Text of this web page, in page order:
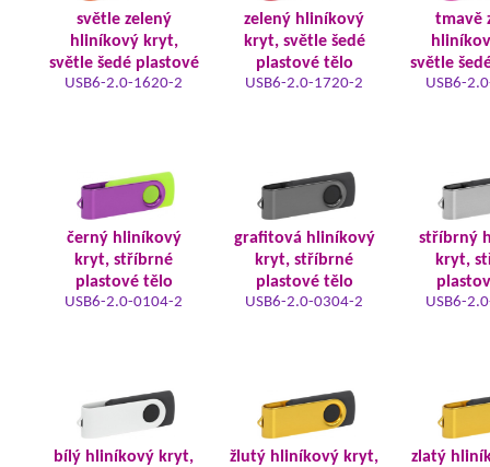
světle zelený
hliníkový kryt,
světle šedé plastové
USB6-2.0-1620-2
zelený hliníkový
kryt, světle šedé
plastové tělo
USB6-2.0-1720-2
tmavě
světle
USB6-
černý hliníkový
kryt, stříbrné
plastové tělo
USB6-2.0-0104-2
grafitová hliníkový
kryt, stříbrné
plastové tělo
USB6-2.0-0304-2
stříbrný
kryt,
USB6-
bílý hliníkový kryt,
žlutý hliníkový kryt,
zlatý